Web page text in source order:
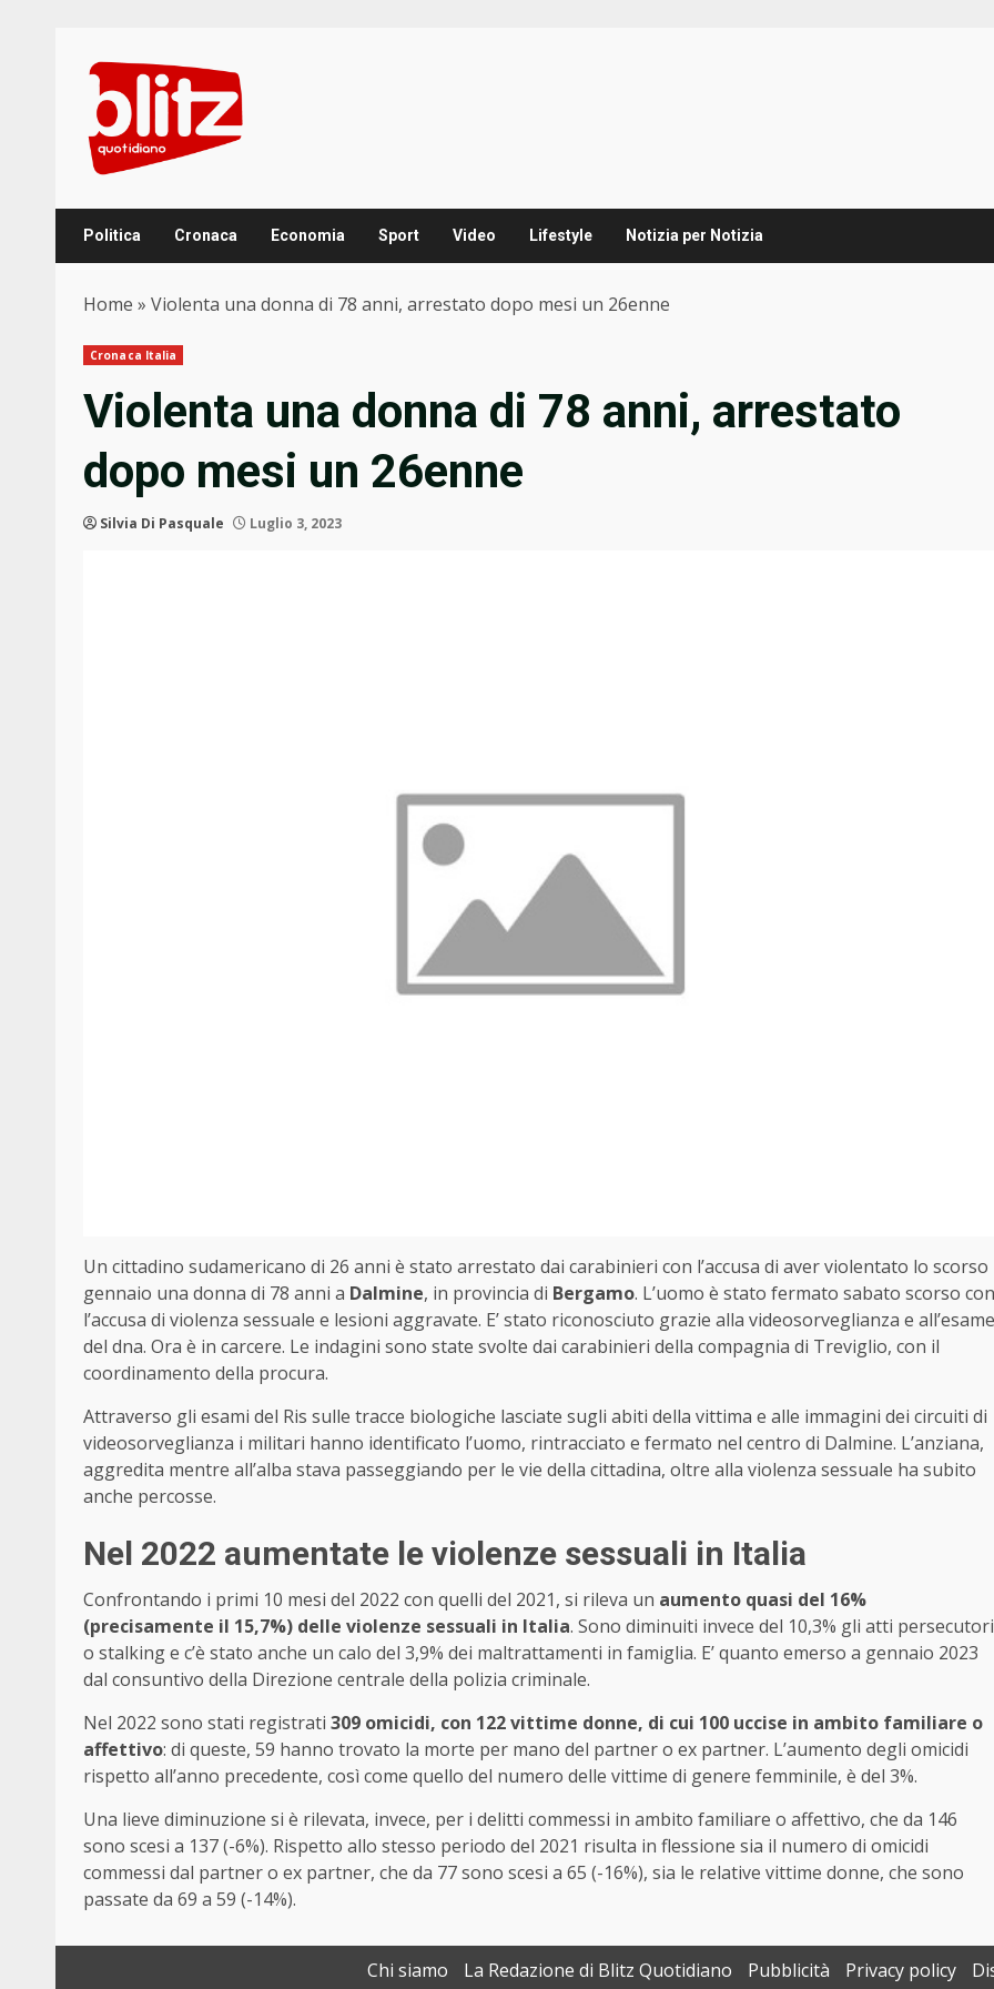
content
Politica Cronaca Economia Sport Video Lifestyle Notizia per Notizia
Home » Violenta una donna di 78 anni, arrestato dopo mesi un 26enne
Cronaca Italia
Violenta una donna di 78 anni, arrestato
dopo mesi un 26enne
Silvia Di Pasquale Luglio 3, 2023
Un cittadino sudamericano di 26 anni è stato arrestato dai carabinieri con l’accusa di aver violentato lo scorso
gennaio una donna di 78 anni a Dalmine, in provincia di Bergamo. L’uomo è stato fermato sabato scorso con
l’accusa di violenza sessuale e lesioni aggravate. E’ stato riconosciuto grazie alla videosorveglianza e all’esame
del dna. Ora è in carcere. Le indagini sono state svolte dai carabinieri della compagnia di Treviglio, con il
coordinamento della procura.
Attraverso gli esami del Ris sulle tracce biologiche lasciate sugli abiti della vittima e alle immagini dei circuiti di
videosorveglianza i militari hanno identificato l’uomo, rintracciato e fermato nel centro di Dalmine. L’anziana,
aggredita mentre all’alba stava passeggiando per le vie della cittadina, oltre alla violenza sessuale ha subito
anche percosse.
Nel 2022 aumentate le violenze sessuali in Italia
Confrontando i primi 10 mesi del 2022 con quelli del 2021, si rileva un aumento quasi del 16%
(precisamente il 15,7%) delle violenze sessuali in Italia. Sono diminuiti invece del 10,3% gli atti persecutori
o stalking e c’è stato anche un calo del 3,9% dei maltrattamenti in famiglia. E’ quanto emerso a gennaio 2023
dal consuntivo della Direzione centrale della polizia criminale.
Nel 2022 sono stati registrati 309 omicidi, con 122 vittime donne, di cui 100 uccise in ambito familiare o
affettivo: di queste, 59 hanno trovato la morte per mano del partner o ex partner. L’aumento degli omicidi
rispetto all’anno precedente, così come quello del numero delle vittime di genere femminile, è del 3%.
Una lieve diminuzione si è rilevata, invece, per i delitti commessi in ambito familiare o affettivo, che da 146
sono scesi a 137 (-6%). Rispetto allo stesso periodo del 2021 risulta in flessione sia il numero di omicidi
commessi dal partner o ex partner, che da 77 sono scesi a 65 (-16%), sia le relative vittime donne, che sono
passate da 69 a 59 (-14%).
Chi siamo La Redazione di Blitz Quotidiano Pubblicità Privacy policy